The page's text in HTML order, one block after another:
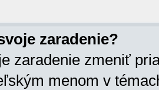
zaradenie?
zaradenie zmeniť
menom v